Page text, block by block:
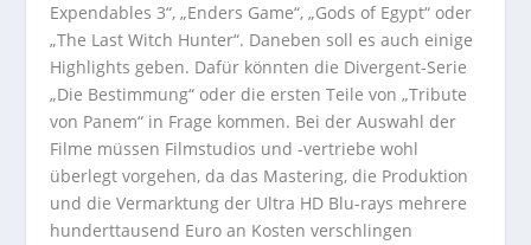
Expendables 3“, „Enders Game“, „Gods of Egypt“ oder
„The Last Witch Hunter“. Daneben soll es auch einige
Highlights geben. Dafür könnten die Divergent-Serie
„Die Bestimmung“ oder die ersten Teile von „Tribute
von Panem“ in Frage kommen. Bei der Auswahl der
Filme müssen Filmstudios und -vertriebe wohl
überlegt vorgehen, da das Mastering, die Produktion
und die Vermarktung der Ultra HD Blu-rays mehrere
hunderttausend Euro an Kosten verschlingen